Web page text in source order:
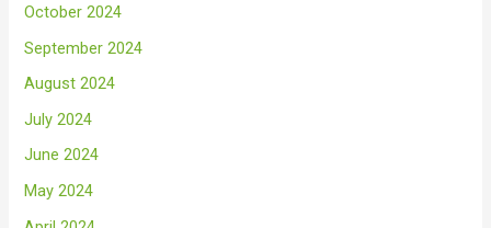
October 2024
September 2024
August 2024
July 2024
June 2024
May 2024